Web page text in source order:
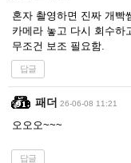
혼자 촬영하면 진짜 개빡
카메라 놓고 다시 회수하
무조건 보조 필요함.
답글
패더 26-06-08 11:21
오오오~~~
답글